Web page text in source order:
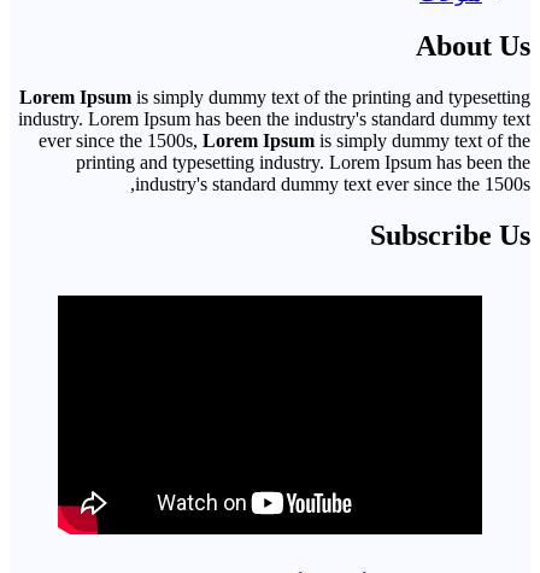
About Us
Lorem Ipsum is simply dummy text of the printing and typesetting
industry. Lorem Ipsum has been the industry's standard dummy text
ever since the 1500s, Lorem Ipsum is simply dummy text of the
printing and typesetting industry. Lorem Ipsum has been the
industry's standard dummy text ever since the 1500s,
Subscribe Us